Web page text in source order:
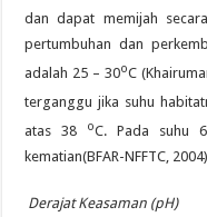
dan dapat memijah
pertumbuhan dan
adalah 25 – 30oC
terganggu jika suhu
atas 38
oC. Pada suhu
kematian(BFAR-NFFTC,
Derajat Keasaman (pH)